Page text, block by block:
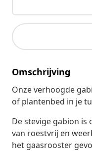
Omschrijving
Onze verhoogde
of plantenbed in je
De stevige gabion
van roestvrij en
het gaasrooster